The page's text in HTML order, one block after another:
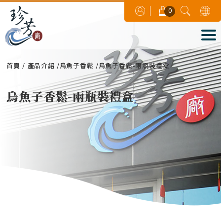
0
首頁 產品介紹 烏魚子香鬆 烏魚子香鬆-兩瓶裝禮盒
烏魚子香鬆-兩瓶裝禮盒